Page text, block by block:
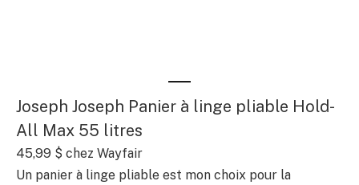
Joseph Joseph Panier à linge pliable Hold-
All Max 55 litres
45,99 $ chez Wayfair
Un panier à linge pliable est mon choix pour la